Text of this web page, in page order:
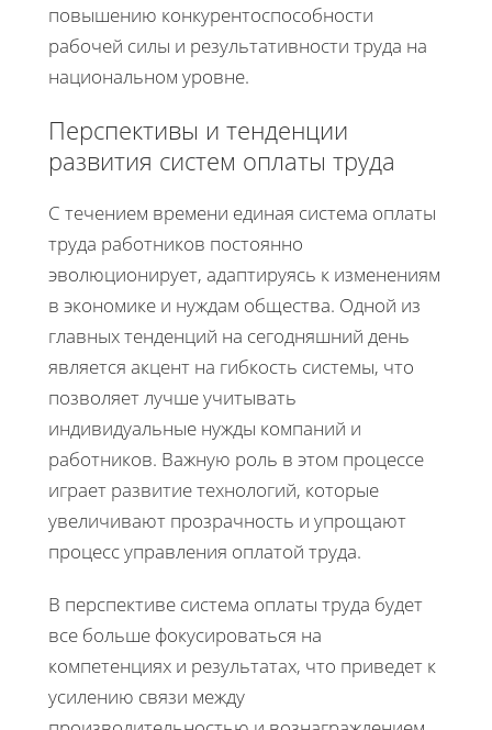
повышению конкурентоспособности
рабочей силы и результативности труда на
национальном уровне.
Перспективы и тенденции
развития систем оплаты труда
С течением времени единая система оплаты
труда работников постоянно
эволюционирует, адаптируясь к изменениям
в экономике и нуждам общества. Одной из
главных тенденций на сегодняшний день
является акцент на гибкость системы, что
позволяет лучше учитывать
индивидуальные нужды компаний и
работников. Важную роль в этом процессе
играет развитие технологий, которые
увеличивают прозрачность и упрощают
процесс управления оплатой труда.
В перспективе система оплаты труда будет
все больше фокусироваться на
компетенциях и результатах, что приведет к
усилению связи между